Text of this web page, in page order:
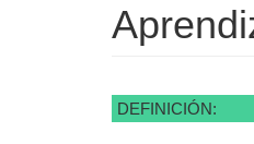
DEFINICIÓN: